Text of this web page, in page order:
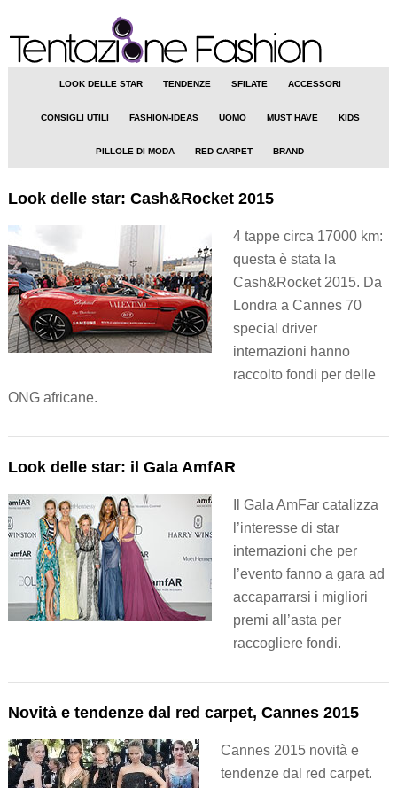
LOOK DELLE STAR TENDENZE SFILATE ACCESSORI
CONSIGLI UTILI FASHION-IDEAS UOMO MUST HAVE KIDS
PILLOLE DI MODA RED CARPET BRAND
Look delle star: Cash&Rocket 2015
4 tappe circa 17000 km:
questa è stata la
Cash&Rocket 2015. Da
Londra a Cannes 70
special driver
internazioni hanno
raccolto fondi per delle
ONG africane.
Look delle star: il Gala AmfAR
Il Gala AmFar catalizza
l’interesse di star
internazioni che per
l’evento fanno a gara ad
accaparrarsi i migliori
premi all’asta per
raccogliere fondi.
Novità e tendenze dal red carpet, Cannes 2015
Cannes 2015 novità e
tendenze dal red carpet.